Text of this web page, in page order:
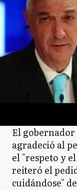
El
agradeció al
el "respeto y
reiteró el
cuidándose"